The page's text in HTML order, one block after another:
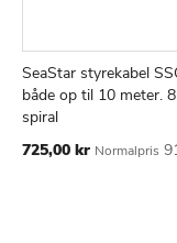
Læg i kurv
SeaStar styrekabel
både op til 10 meter.
spiral
Tilbudspris
725,00 kr Normalpris